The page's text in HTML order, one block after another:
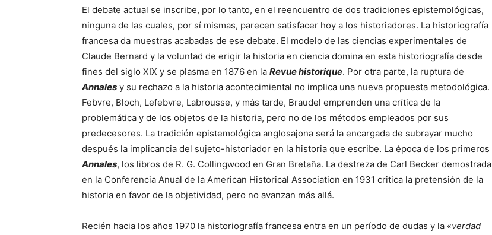
El debate actual se inscribe, por lo tanto, en el reencuentro de dos tradiciones epistemológicas,
ninguna de las cuales, por sí mismas, parecen satisfacer hoy a los historiadores. La historiografía
francesa da muestras acabadas de ese debate. El modelo de las ciencias experimentales de
Claude Bernard y la voluntad de erigir la historia en ciencia domina en esta historiografía desde
fines del siglo XIX y se plasma en 1876 en la Revuehistorique. Por otra parte, la ruptura de
Annales y su rechazo a la historia acontecimiental no implica una nueva propuesta metodológica.
Febvre, Bloch, Lefebvre, Labrousse, y más tarde, Braudel emprenden una crítica de la
problemática y de los objetos de la historia, pero no de los métodos empleados por sus
predecesores. La tradición epistemológica anglosajona será la encargada de subrayar mucho
después la implicancia del sujeto-historiador en la historia que escribe. La época de los primeros
Annales, los libros de R. G. Collingwood en Gran Bretaña. La destreza de Carl Becker demostrada
en la Conferencia Anual de la American Historical Association en 1931 critica la pretensión de la
historia en favor de la objetividad, pero no avanzan más allá.
Recién hacia los años 1970 la historiografía francesa entra en un período de dudas y la «verdad